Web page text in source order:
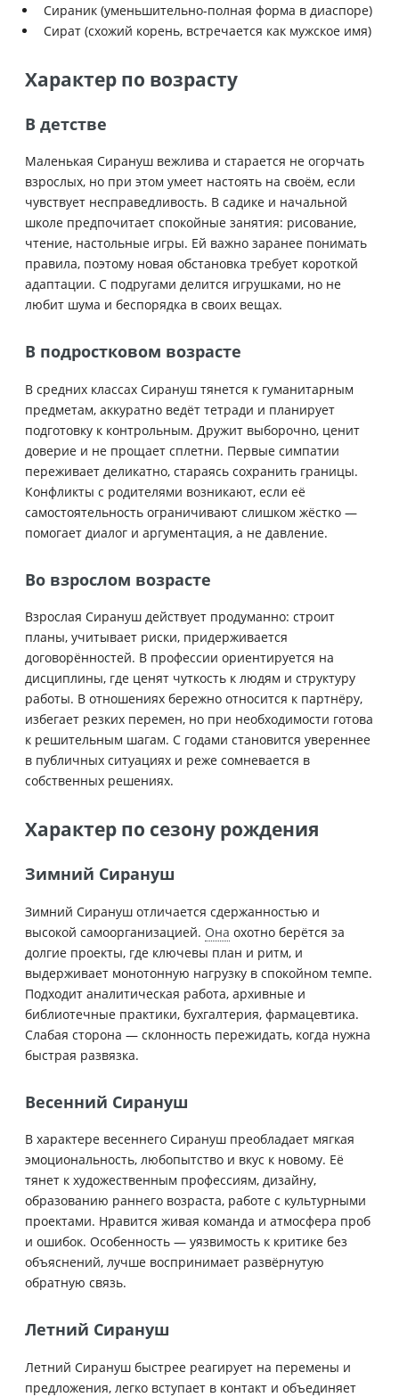
Сираник (уменьшительно-полная форма в диаспоре)
Сират (схожий корень, встречается как мужское имя)
Характер по возрасту
В детстве
Маленькая Сирануш вежлива и старается не огорчать
взрослых, но при этом умеет настоять на своём, если
чувствует несправедливость. В садике и начальной
школе предпочитает спокойные занятия: рисование,
чтение, настольные игры. Ей важно заранее понимать
правила, поэтому новая обстановка требует короткой
адаптации. С подругами делится игрушками, но не
любит шума и беспорядка в своих вещах.
В подростковом возрасте
В средних классах Сирануш тянется к гуманитарным
предметам, аккуратно ведёт тетради и планирует
подготовку к контрольным. Дружит выборочно, ценит
доверие и не прощает сплетни. Первые симпатии
переживает деликатно, стараясь сохранить границы.
Конфликты с родителями возникают, если её
самостоятельность ограничивают слишком жёстко —
помогает диалог и аргументация, а не давление.
Во взрослом возрасте
Взрослая Сирануш действует продуманно: строит
планы, учитывает риски, придерживается
договорённостей. В профессии ориентируется на
дисциплины, где ценят чуткость к людям и структуру
работы. В отношениях бережно относится к партнёру,
избегает резких перемен, но при необходимости готова
к решительным шагам. С годами становится увереннее
в публичных ситуациях и реже сомневается в
собственных решениях.
Характер по сезону рождения
Зимний Сирануш
Зимний Сирануш отличается сдержанностью и
высокой самоорганизацией. Она охотно берётся за
долгие проекты, где ключевы план и ритм, и
выдерживает монотонную нагрузку в спокойном темпе.
Подходит аналитическая работа, архивные и
библиотечные практики, бухгалтерия, фармацевтика.
Слабая сторона — склонность пережидать, когда нужна
быстрая развязка.
Весенний Сирануш
В характере весеннего Сирануш преобладает мягкая
эмоциональность, любопытство и вкус к новому. Её
тянет к художественным профессиям, дизайну,
образованию раннего возраста, работе с культурными
проектами. Нравится живая команда и атмосфера проб
и ошибок. Особенность — уязвимость к критике без
объяснений, лучше воспринимает развёрнутую
обратную связь.
Летний Сирануш
Летний Сирануш быстрее реагирует на перемены и
предложения, легко вступает в контакт и объединяет